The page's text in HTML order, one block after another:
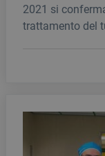
2021 si
trattamento del